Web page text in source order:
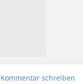
Kommentar schreiben